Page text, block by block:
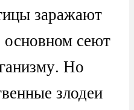
заражают
сеют
Но
злодеи